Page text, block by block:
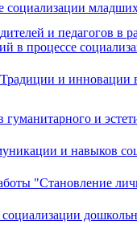
социализации
и педагогов
в процессе
и
и
и навыков
"Становление
социализации